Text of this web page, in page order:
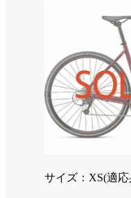
サイズ：XS(適応